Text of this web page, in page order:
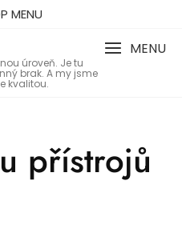
MENU
úroveň. Je tu
brak. A my jsme
kvalitou.
MENU
přístrojů